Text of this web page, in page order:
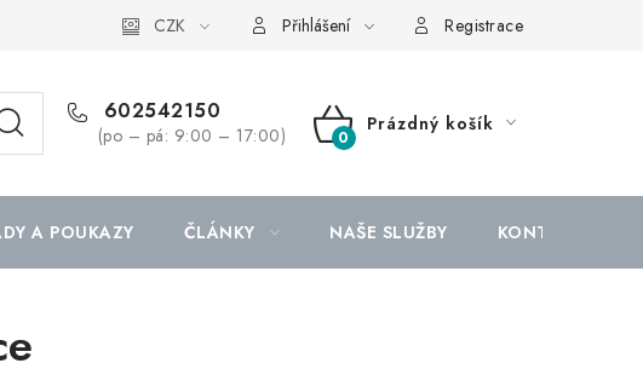
CZK Přihlášení Registrace
602542150
(po – pá: 9:00 – 17:00)
NÁKUPNÍ
Prázdný košík
A POUKAZY ČLÁNKY NAŠE SLUŽBY KONTAKTY